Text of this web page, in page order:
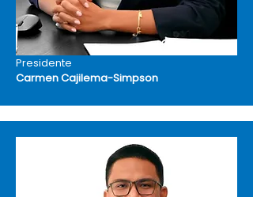
Presidente
Carmen Cajilema-Simpson